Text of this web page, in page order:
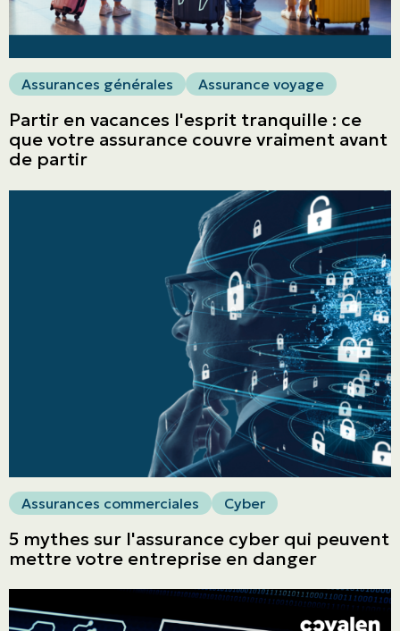
ASSURANCES
Particuliers
Entreprises
Obtenir une soumission
Urgences et réclamations
À propos
Carrière
Assurances générales Assurance voyage
Partir en vacances l'esprit tranquille : ce
que votre assurance couvre vraiment avant
de partir
Assurances commerciales Cyber
5 mythes sur l'assurance cyber qui peuvent
mettre votre entreprise en danger